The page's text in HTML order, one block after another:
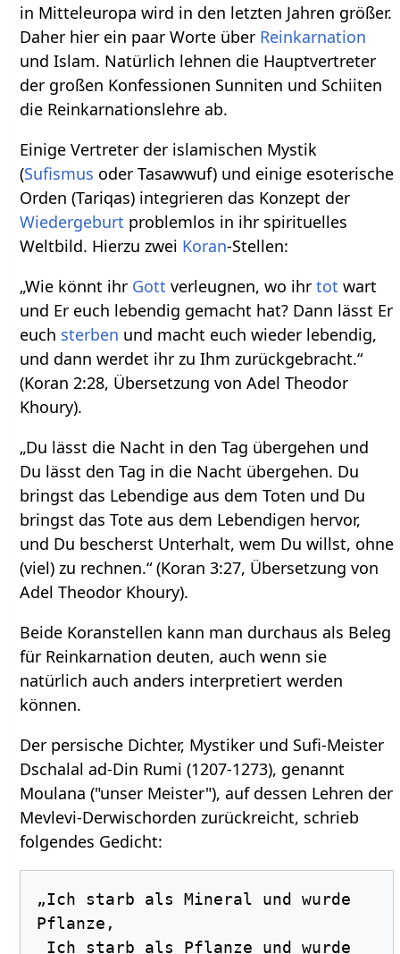
in Mitteleuropa wird in den letzten Jahren größer.
Daher hier ein paar Worte über Reinkarnation
und Islam. Natürlich lehnen die Hauptvertreter
der großen Konfessionen Sunniten und Schiiten
die Reinkarnationslehre ab.
Einige Vertreter der islamischen Mystik
(Sufismus oder Tasawwuf) und einige esoterische
Orden (Tariqas) integrieren das Konzept der
Wiedergeburt problemlos in ihr spirituelles
Weltbild. Hierzu zwei Koran-Stellen:
„Wie könnt ihr Gott verleugnen, wo ihrtot wart
und Er euch lebendig gemacht hat? Dann lässt Er
euch sterben und macht euch wieder lebendig,
und dann werdet ihr zu Ihm zurückgebracht.“
(Koran 2:28, Übersetzung von Adel Theodor
Khoury).
„Du lässt die Nacht in den Tag übergehen und
Du lässt den Tag in die Nacht übergehen. Du
bringst das Lebendige aus dem Toten und Du
bringst das Tote aus dem Lebendigen hervor,
und Du bescherst Unterhalt, wem Du willst, ohne
(viel) zu rechnen.“ (Koran 3:27, Übersetzung von
Adel Theodor Khoury).
Beide Koranstellen kann man durchaus als Beleg
für Reinkarnation deuten, auch wenn sie
natürlich auch anders interpretiert werden
können.
Der persische Dichter, Mystiker und Sufi-Meister
Dschalal ad-Din Rumi (1207-1273), genannt
Moulana ("unser Meister"), auf dessen Lehren der
Mevlevi-Derwischorden zurückreicht, schrieb
folgendes Gedicht:
„Ich starb als Mineral und wurde
Pflanze,